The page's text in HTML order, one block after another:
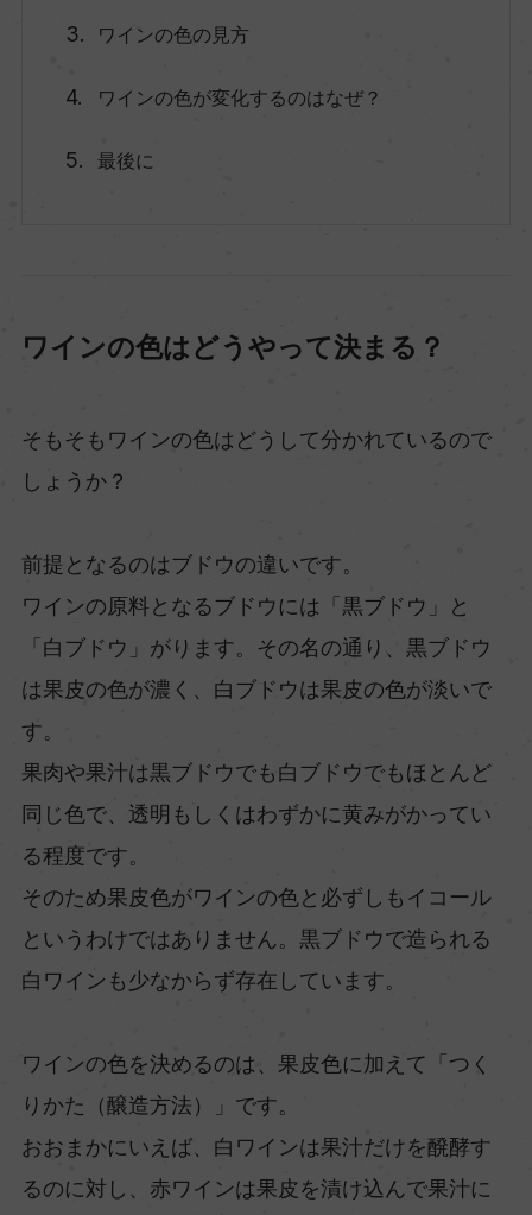
ワインの色の見方
ワインの色が変化するのはなぜ？
最後に
ワインの色はどうやって決まる？
そもそもワインの色はどうして分かれているので
しょうか？
前提となるのはブドウの違いです。
ワインの原料となるブドウには「黒ブドウ」と
「白ブドウ」がります。その名の通り、黒ブドウ
は果皮の色が濃く、白ブドウは果皮の色が淡いで
す。
果肉や果汁は黒ブドウでも白ブドウでもほとんど
同じ色で、透明もしくはわずかに黄みがかってい
る程度です。
そのため果皮色がワインの色と必ずしもイコール
というわけではありません。黒ブドウで造られる
白ワインも少なからず存在しています。
ワインの色を決めるのは、果皮色に加えて「つく
りかた（醸造方法）」です。
おおまかにいえば、白ワインは果汁だけを醗酵す
るのに対し、赤ワインは果皮を漬け込んで果汁に